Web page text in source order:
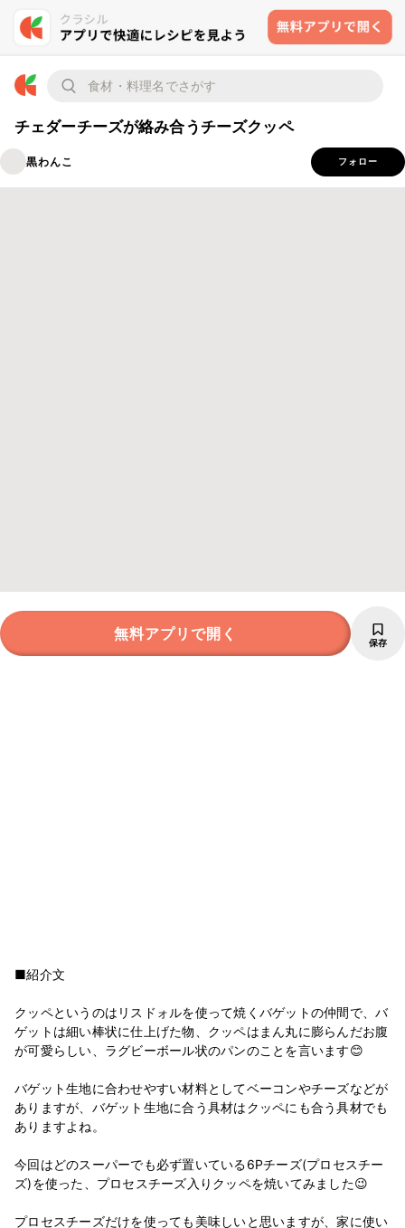
チェダーチーズが絡み合うチーズクッペ
黒わんこ フォロー
無料アプリで開く 保存
■紹介文
クッペというのはリスドォルを使って焼くバゲットの仲間で、バ
ゲットは細い棒状に仕上げた物、クッペはまん丸に膨らんだお腹
が可愛らしい、ラグビーボール状のパンのことを言います😊
バゲット生地に合わせやすい材料としてベーコンやチーズなどが
ありますが、バゲット生地に合う具材はクッペにも合う具材でも
ありますよね。
今回はどのスーパーでも必ず置いている6Pチーズ(プロセスチー
ズ)を使った、プロセスチーズ入りクッペを焼いてみました😉
プロセスチーズだけを使っても美味しいと思いますが、家に使い